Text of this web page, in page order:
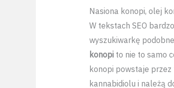
Nasiona konopi, olej
W tekstach SEO
wyszukiwarkę
konopito nie to samo
konopi powstaje przez
kannabidiolu i należą